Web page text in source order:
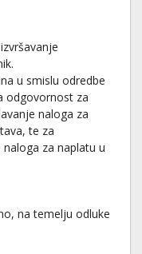
u smislu odredbe
odgovornost za
naloga za
te za
za naplatu u
na temelju odluke